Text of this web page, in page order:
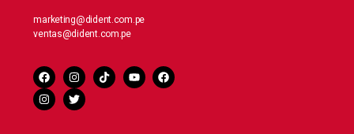
marketing@dident.com.pe
ventas@dident.com.pe